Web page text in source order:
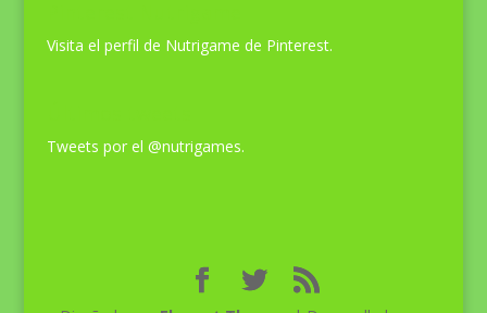
Visita el perfil de Nutrigame de Pinterest.
Tweets por el @nutrigames.